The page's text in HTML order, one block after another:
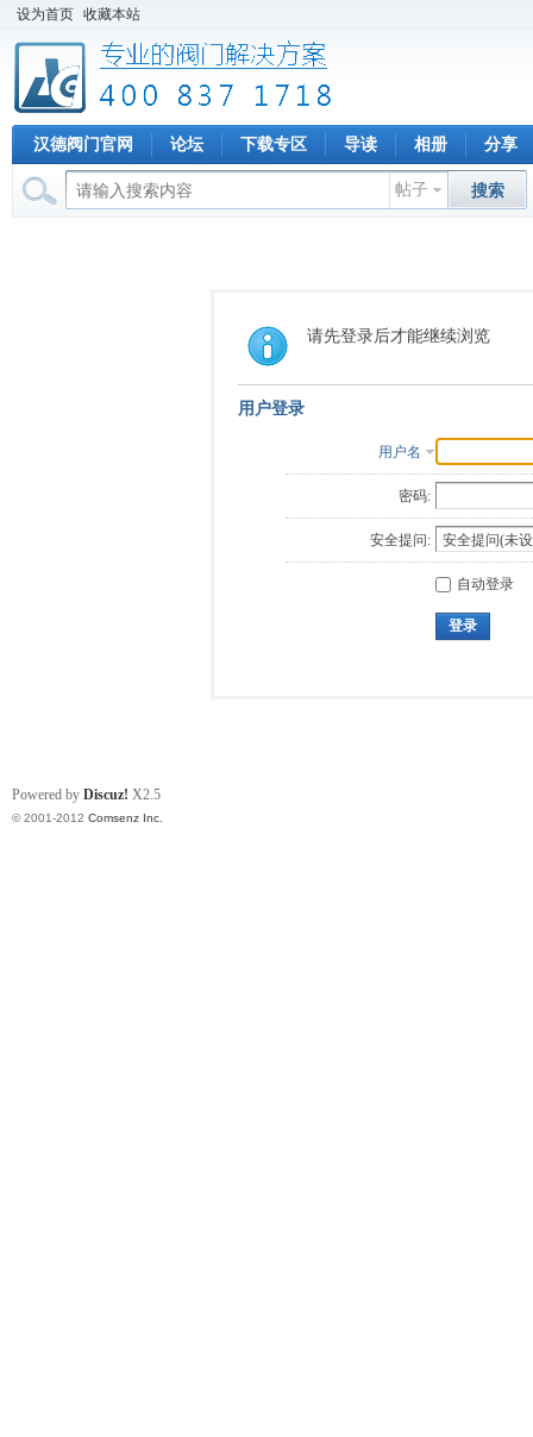
设为首页 收藏本站
汉德阀门官网 论坛 下载专区 导读 相册 分享
帖子 搜索
请先登录后才能继续浏览
用户登录
用户名
密码:
安全提问:
自动登录
登录
Powered by Discuz! X2.5
© 2001-2012 Comsenz Inc.